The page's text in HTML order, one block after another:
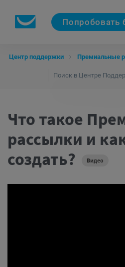
Попробовать
Центр поддержки Премиальные
Что такое
рассылки и
создать?
Видео